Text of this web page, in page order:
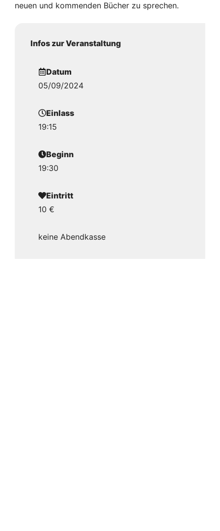
neuen und kommenden Bücher zu sprechen.
Infos zur Veranstaltung
Datum
05/09/2024
Einlass
19:15
Beginn
19:30
Eintritt
10 €
keine Abendkasse